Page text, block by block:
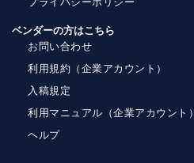
ベンダーの方はこちら
お問い合わせ
利用規約（企業アカウント）
入稿規定
利用マニュアル（企業アカウント）
ヘルプ